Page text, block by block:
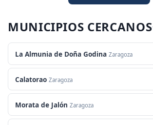
MUNICIPIOS CERCANOS
La Almunia de Doña Godina Zaragoza
Calatorao Zaragoza
Morata de Jalón Zaragoza